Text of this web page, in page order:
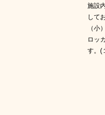
施設
して
（
ロッ
す。(